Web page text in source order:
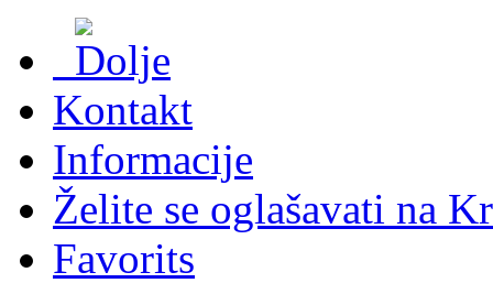
Kontakt
Informacije
Želite se oglašavati na
Favorits